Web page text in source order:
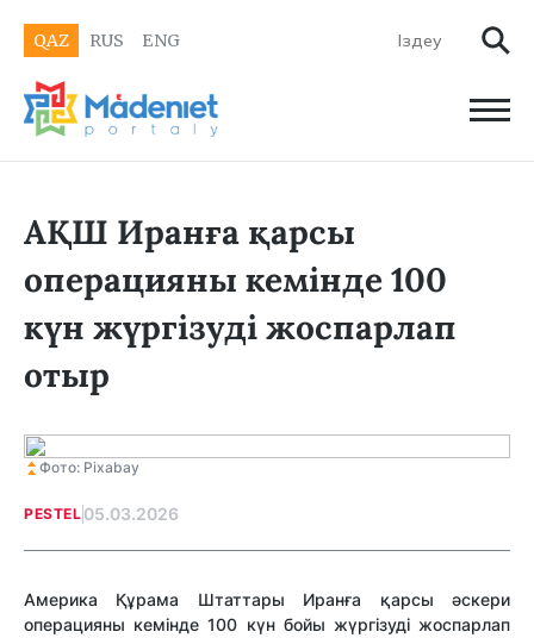
QAZ RUS ENG
АҚШ Иранға қарсы
операцияны кемінде 100
күн жүргізуді жоспарлап
отыр
Фото: Pixabay
PESTEL 05.03.2026
Америка Құрама Штаттары Иранға қарсы әскери
операцияны кемінде 100 күн бойы жүргізуді жоспарлап